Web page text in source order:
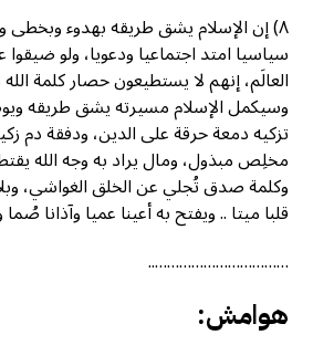
٨) إن الإسلام يشق طريقه بهدوء وبخطى
سياسيا امتد اجتماعيا ودعويا، ولو
العالَم، إنهم لا يستطيعون حصار كلمة الله
وسيكمل الإسلام مسيرته يشق طريقه
تزكيه دمعة حرقة على الدين، ودفقة دم
مخلِص مبذول، ومال يراد به وجه الله
وكلمة صدق تُجلي عن الخلق الغواشي،
قلبا ميتا .. ويفتح به أعينا عميا وآذانا صُما
……………………………..
هوامش: